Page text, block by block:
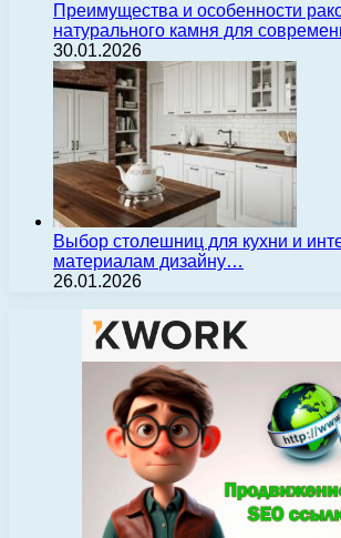
Преимущества и особенности
натурального камня для
30.01.2026
Выбор столешниц для кухни и
материалам дизайну…
26.01.2026